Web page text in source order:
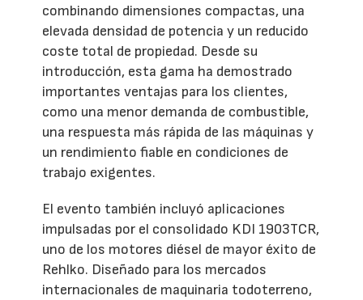
combinando dimensiones compactas, una
elevada densidad de potencia y un reducido
coste total de propiedad. Desde su
introducción, esta gama ha demostrado
importantes ventajas para los clientes,
como una menor demanda de combustible,
una respuesta más rápida de las máquinas y
un rendimiento fiable en condiciones de
trabajo exigentes.
El evento también incluyó aplicaciones
impulsadas por el consolidado KDI 1903TCR,
uno de los motores diésel de mayor éxito de
Rehlko. Diseñado para los mercados
internacionales de maquinaria todoterreno,